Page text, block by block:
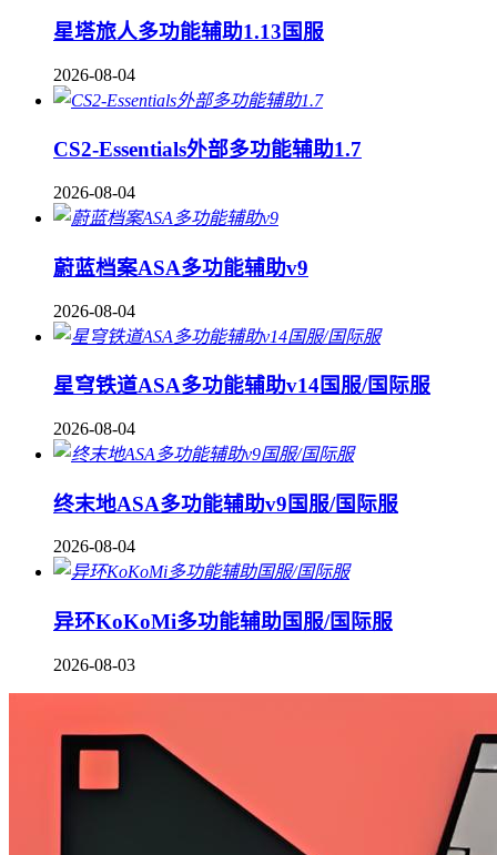
星塔旅人多功能辅助1.13国服
2026-08-04
CS2-Essentials外部多功能辅助1.7
2026-08-04
蔚蓝档案ASA多功能辅助v9
2026-08-04
星穹铁道ASA多功能辅助v14国服/国际服
2026-08-04
终末地ASA多功能辅助v9国服/国际服
2026-08-04
异环KoKoMi多功能辅助国服/国际服
2026-08-03